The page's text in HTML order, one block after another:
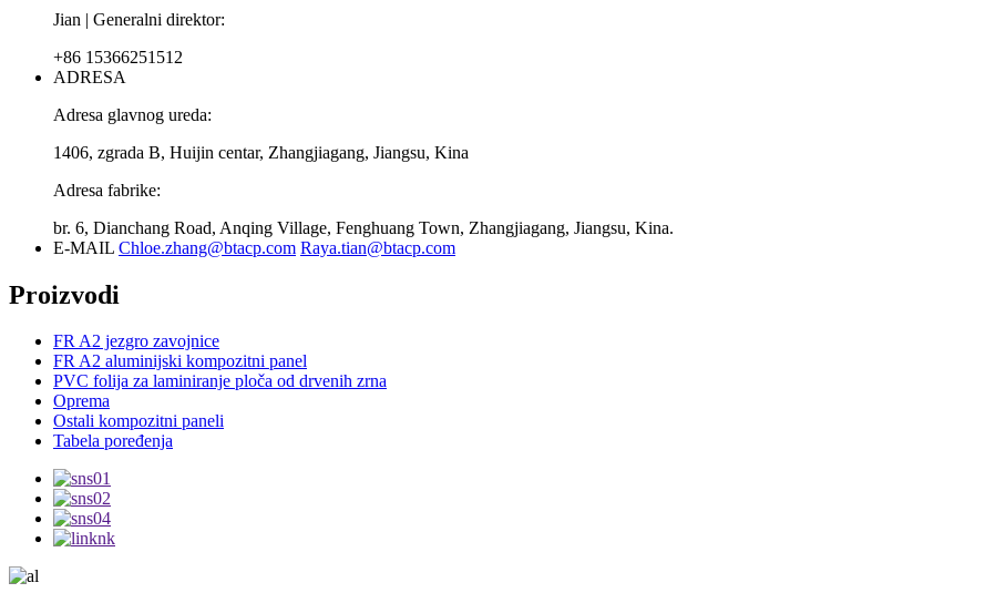
Jian | Generalni direktor:
+86 15366251512
ADRESA
Adresa glavnog ureda:
1406, zgrada B, Huijin centar, Zhangjiagang, Jiangsu, Kina
Adresa fabrike:
br. 6, Dianchang Road, Anqing Village, Fenghuang Town, Zhangjiagang, Jiangsu, Kina.
E-MAIL Chloe.zhang@btacp.com Raya.tian@btacp.com
Proizvodi
FR A2 jezgro zavojnice
FR A2 aluminijski kompozitni panel
PVC folija za laminiranje ploča od drvenih zrna
Oprema
Ostali kompozitni paneli
Tabela poređenja